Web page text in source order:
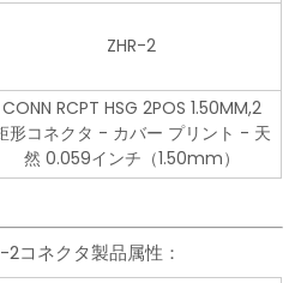
ZHR-2
CONN RCPT HSG 2POS 1.50MM,2
形コネクタ - カバー プリント - 天
然 0.059インチ（1.50mm）
コネクタ製品属性：